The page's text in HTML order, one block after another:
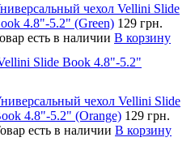
чехол Vellini Slide
4.8"-5.2" (Green) 129 грн.
есть в наличии В корзину
Slide Book 4.8"-5.2"
чехол Vellini Slide
4.8"-5.2" (Orange) 129 грн.
есть в наличии В корзину